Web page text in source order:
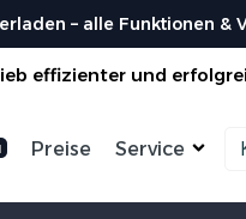
– alle Funktionen &
effizienter und
Preise Service